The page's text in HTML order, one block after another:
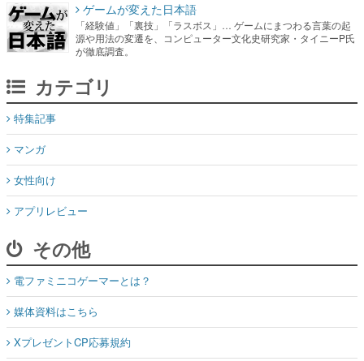
ゲームが変えた日本語
「経験値」「裏技」「ラスボス」… ゲームにまつわる言葉の起
源や用法の変遷を、コンピューター文化史研究家・タイニーP氏
が徹底調査。
カテゴリ
特集記事
マンガ
女性向け
アプリレビュー
その他
電ファミニコゲーマーとは？
媒体資料はこちら
XプレゼントCP応募規約